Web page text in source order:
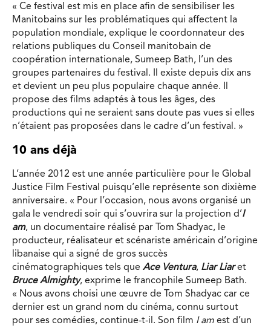
« Ce festival est mis en place afin de sensibiliser les
Manitobains sur les problématiques qui affectent la
population mondiale, explique le coordonnateur des
relations publiques du Conseil manitobain de
coopération internationale, Sumeep Bath, l’un des
groupes partenaires du festival. Il existe depuis dix ans
et devient un peu plus populaire chaque année. Il
propose des films adaptés à tous les âges, des
productions qui ne seraient sans doute pas vues si elles
n’étaient pas proposées dans le cadre d’un festival. »
10 ans déjà
L’année 2012 est une année particulière pour le Global
Justice Film Festival puisqu’elle représente son dixième
anniversaire. « Pour l’occasion, nous avons organisé un
gala le vendredi soir qui s’ouvrira sur la projection d’I
am, un documentaire réalisé par Tom Shadyac, le
producteur, réalisateur et scénariste américain d’origine
libanaise qui a signé de gros succès
cinématographiques tels que Ace Ventura, Liar Liaret
Bruce Almighty, exprime le francophile Sumeep Bath.
« Nous avons choisi une œuvre de Tom Shadyac car ce
dernier est un grand nom du cinéma, connu surtout
pour ses comédies, continue-t-il. Son film I am est d’un